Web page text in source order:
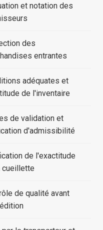
et notation des
des
entrantes
adéquates et
de l'inventaire
de validation et
d'admissibilité
de l'exactitude
cueillette
de qualité avant